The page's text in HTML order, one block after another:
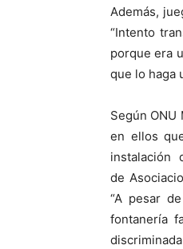
Además,
“Intento
porque era
que lo haga
Según
en ellos
instalación
de
“A pesar
fontanería